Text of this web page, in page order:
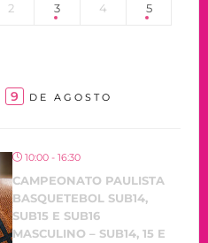
2 3 4 5
9 DE AGOSTO
10:00 - 16:30
CAMPEONATO PAULISTA
BASQUETEBOL SUB14,
SUB15 E SUB16
MASCULINO – SUB14, 15 E